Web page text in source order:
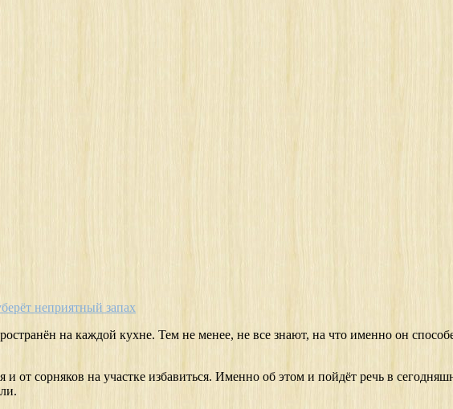
неприятный запах
на каждой кухне. Тем не менее, не все знают, на что именно он
и от сорняков на участке избавиться. Именно об этом и пойдёт речь в